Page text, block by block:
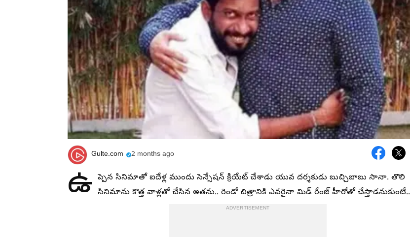
Gulte.com 2 months ago
ఉ ప్పెన సినిమాతో ఐదేళ్ల ముందు సెన్సేషన్ క్రియేట్ చేశాడు యువ దర్శకుడు బుచ్చిబాబు సానా. తొలి
సినిమాను కొత్త వాళ్లతో చేసిన అతను.. రెండో చిత్రానికి ఎవరైనా మిడ్ రేంజ్ హీరోతో చేస్తాడనుకుంటే..
ADVERTISEMENT